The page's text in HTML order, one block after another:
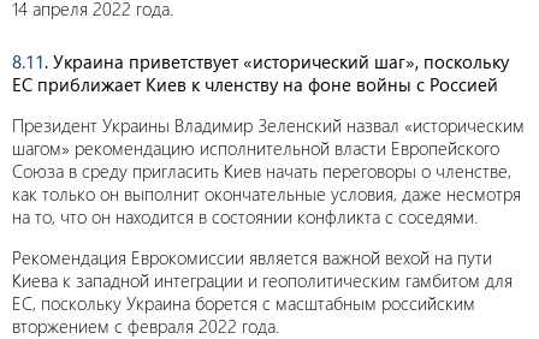
14 апреля 2022 года.
8.11. Украина приветствует «исторический шаг», поскольку
ЕС приближает Киев к членству на фоне войны с Россией
Президент Украины Владимир Зеленский назвал «историческим
шагом» рекомендацию исполнительной власти Европейского
Союза в среду пригласить Киев начать переговоры о членстве,
как только он выполнит окончательные условия, даже несмотря
на то, что он находится в состоянии конфликта с соседями.
Рекомендация Еврокомиссии является важной вехой на пути
Киева к западной интеграции и геополитическим гамбитом для
ЕС, поскольку Украина борется с масштабным российским
вторжением с февраля 2022 года.